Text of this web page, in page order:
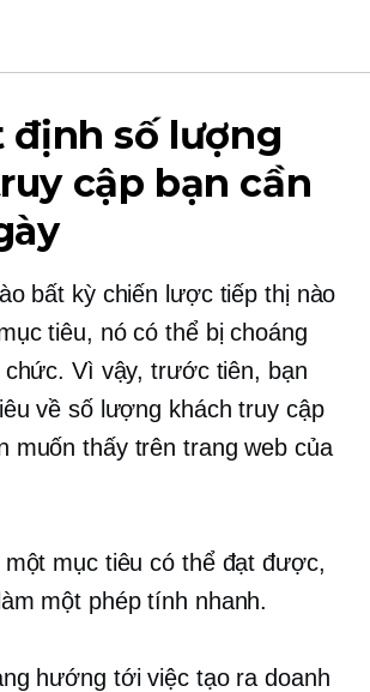
định số lượng
cập bạn cần
bất kỳ chiến lược tiếp thị nào
tiêu, nó có thể bị choáng
Vì vậy, trước tiên, bạn
về số lượng khách truy cập
muốn thấy trên trang web của
mục tiêu có thể đạt được,
một phép tính nhanh.
hướng tới việc tạo ra doanh